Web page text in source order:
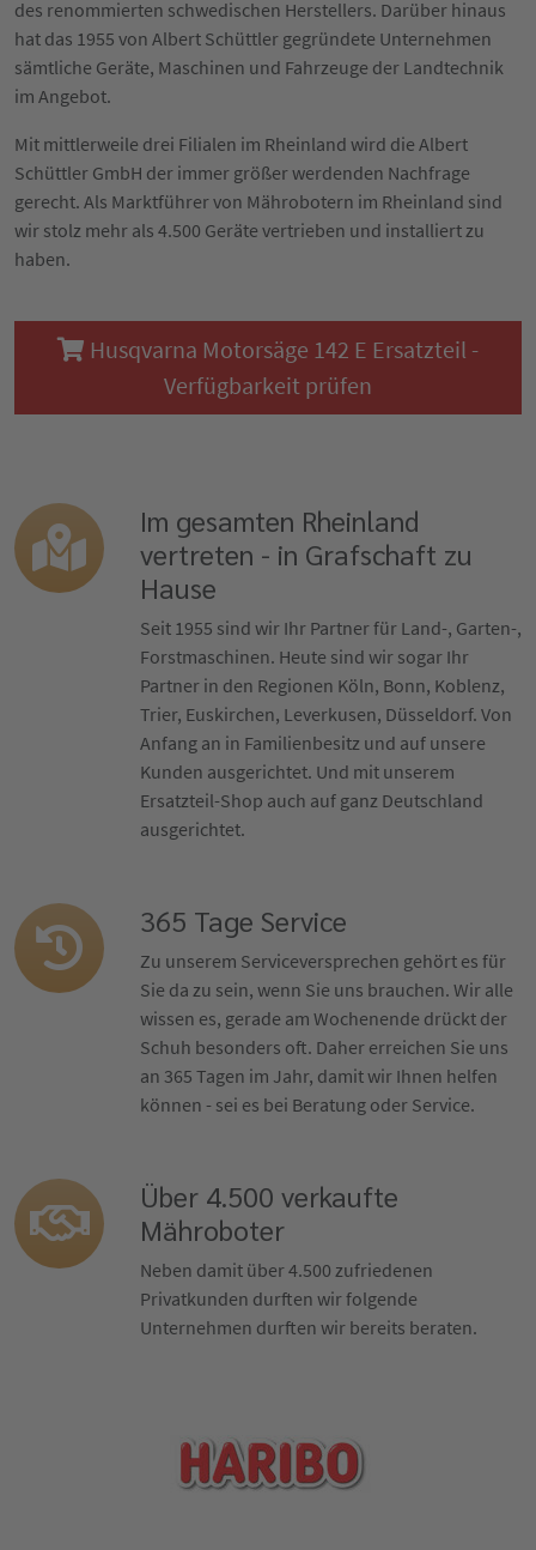
des renommierten schwedischen Herstellers. Darüber hinaus
hat das 1955 von Albert Schüttler gegründete Unternehmen
sämtliche Geräte, Maschinen und Fahrzeuge der Landtechnik
im Angebot.
Mit mittlerweile drei Filialen im Rheinland wird die Albert
Schüttler GmbH der immer größer werdenden Nachfrage
gerecht. Als Marktführer von Mährobotern im Rheinland sind
wir stolz mehr als 4.500 Geräte vertrieben und installiert zu
haben.
Husqvarna Motorsäge 142 E Ersatzteil -
Verfügbarkeit prüfen
Im gesamten Rheinland
vertreten - in Grafschaft zu
Hause
Seit 1955 sind wir Ihr Partner für Land-, Garten-,
Forstmaschinen. Heute sind wir sogar Ihr
Partner in den Regionen Köln, Bonn, Koblenz,
Trier, Euskirchen, Leverkusen, Düsseldorf. Von
Anfang an in Familienbesitz und auf unsere
Kunden ausgerichtet. Und mit unserem
Ersatzteil-Shop auch auf ganz Deutschland
ausgerichtet.
365 Tage Service
Zu unserem Serviceversprechen gehört es für
Sie da zu sein, wenn Sie uns brauchen. Wir alle
wissen es, gerade am Wochenende drückt der
Schuh besonders oft. Daher erreichen Sie uns
an 365 Tagen im Jahr, damit wir Ihnen helfen
können - sei es bei Beratung oder Service.
Über 4.500 verkaufte
Mähroboter
Neben damit über 4.500 zufriedenen
Privatkunden durften wir folgende
Unternehmen durften wir bereits beraten.